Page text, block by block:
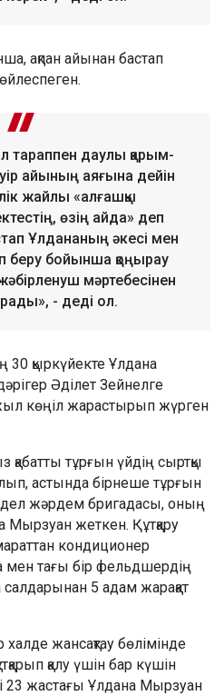
ақпан айынан бастап
тараппен даулы қарым-
айының аяғына дейін
жайлы «алғашқы
өзің айда» деп
Ұлдананың әкесі мен
беру бойынша қоңырау
мәртебесінен
- деді ол.
30 қыркүйекте Ұлдана
Әділет Зейнелге
жыл көңіл жарастырып жүрген
қабатты тұрғын үйдің сыртқы
астында бірнеше тұрғын
жәрдем бригадасы, оның
жеткен. Құтқару
кондиционер
мен тағы бір фельдшердің
5 адам жарақат
жансақтау бөлімінде
қалу үшін бар күшін
23 жастағы Ұлдана Мырзуан